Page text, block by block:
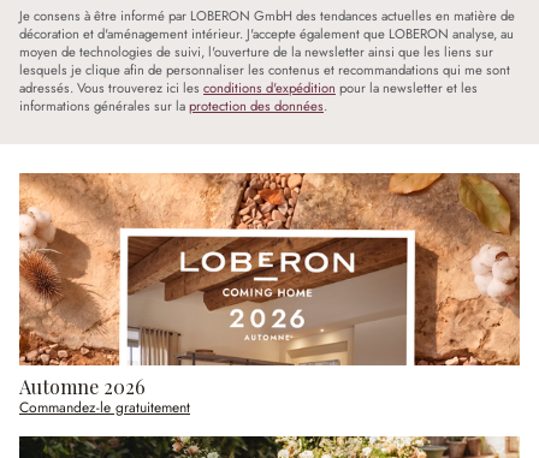
Je consens à être informé par LOBERON GmbH des tendances actuelles en matière de
décoration et d'aménagement intérieur. J'accepte également que LOBERON analyse, au
moyen de technologies de suivi, l'ouverture de la newsletter ainsi que les liens sur
lesquels je clique afin de personnaliser les contenus et recommandations qui me sont
adressés. Vous trouverez ici les conditions d'expédition pour la newsletter et les
informations générales sur laprotection des données.
Automne 2026
Commandez-le gratuitement